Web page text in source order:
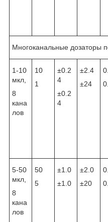
Многоканальные дозаторы
1-10
мкл,
8
кана
лов
10
1
±0.2
4
±0.2
4
±2.4
±24
5-50
мкл,
8
кана
лов
50
5
±1.0
±1.0
±2.0
±20